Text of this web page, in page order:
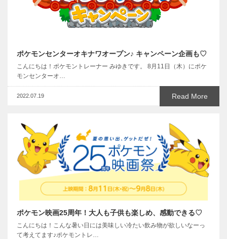
ポケモンセンターオキナワオープン♪ キャンペーン企画も♡
こんにちは！ポケモントレーナー みゆきです。 8月11日（木）にポケ
モンセンターオ…
Read More
2022.07.19
ポケモン映画25周年！大人も子供も楽しめ、感動できる♡
こんにちは！こんな暑い日には美味しい冷たい飲み物が欲しいなーっ
て考えてます♪ポケモントレ…